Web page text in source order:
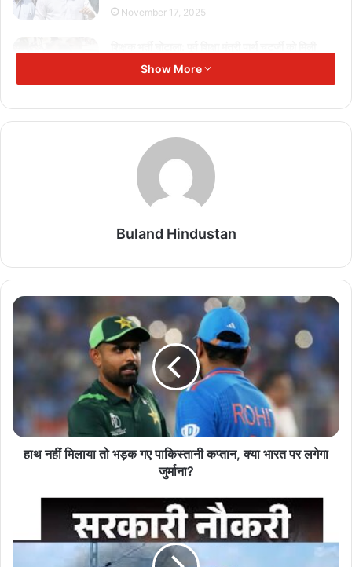
November 17, 2025
ज़मानत, दो साल बाद जेल से रिहाई
November 11, 2025
India vs Australia: आखिरी टी20 रद्द, भारत ने सीरीज
2-1 से अपने नाम की
November 8, 2025
तुर्की में परफ्यूम डिपो में भीषण आग, 6 लोगों की मौत, 1 घायल
जिसकी जिम्मेदारी रोहित गोदारा गैंग के शूटर वीरेंद्र चारण, नवीन बॉक्सर और सोनू
उर्फ तिवारी जींद ने ली थी। अब अभिनेत्री के घर फायरिंग में भी इन्हीं के शामिल
होने की आशंका है।
पुलिस की सर्विलांस और साइबर टीम को कुछ सुराग मिले हैं। जांच में छह टीमें लगी
हैं, जिनमें से दो को दिल्ली और हरियाणा भेजा गया है। अधिकारियों का कहना है कि
जल्द ही हमलावर पकड़े जाएंगे।
मुख्यमंत्री के ओएसडी ने अभिनेत्री के पिता से बात कर सुरक्षा का भरोसा दिलाया।
एसएसपी अनुराग आर्य ने कहा कि “हमलावरों को पाताल से भी खोज निकालेंगे।
परिवार की सुरक्षा हमारी जिम्मेदारी है।”
इसके अलावा, पुलिससुदर्शन पोर्टलकी मदद से सोशल मीडिया पर सक्रिय संदिग्ध
Show More
Buland Hindustan
हाथ नहीं मिलाया तो भड़क गए पाकिस्तानी कप्तान, क्या भारत पर लगेगा
जुर्माना?